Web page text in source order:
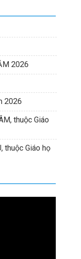
2026
2026
thuộc Giáo
thuộc Giáo họ